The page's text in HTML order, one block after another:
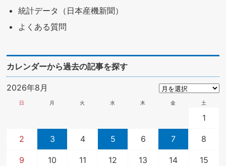
統計データ（日本産機新聞）
よくある質問
カレンダーから過去の記事を探す
2026年8月
日 月 火 水 木 金 土
1
2 3 4 5 6 7 8
9 10 11 12 13 14 15